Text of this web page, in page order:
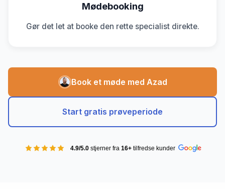
Mødebooking
Gør det let at booke den rette specialist direkte.
Book et møde med Azad
Start gratis prøveperiode
4.9/5.0 stjerner fra 16+ tilfredse kunder